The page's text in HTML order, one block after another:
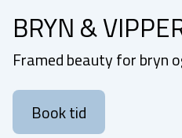
BRYN &
Framed beauty for bryn
Book tid